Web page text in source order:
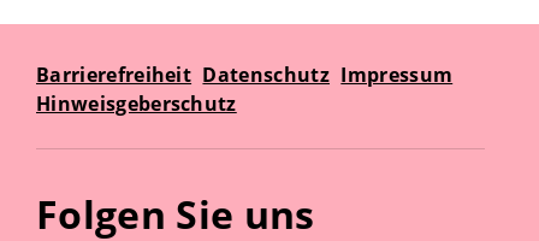
Barrierefreiheit Datenschutz Impressum
Hinweisgeberschutz
Folgen Sie uns